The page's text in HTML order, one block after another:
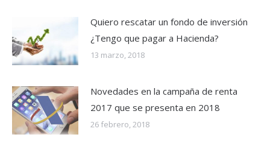
Quiero rescatar un fondo de inversión
¿Tengo que pagar a Hacienda?
13 marzo, 2018
Novedades en la campaña de renta
2017 que se presenta en 2018
26 febrero, 2018